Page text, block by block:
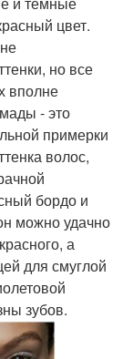
цвет.
но все
вполне
- это
примерки
волос,
бордо и
можно удачно
а
для смуглой
зубов.